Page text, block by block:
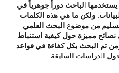
يستخدمها الباحث دوراً جوهرياً في
ولكن ما هي هذه الكلمات
من موضوع البحث العلمي
مميزة حول كيفية استنباط
ثم البحث بكل كفاءة في قواعد
الدراسات السابقة